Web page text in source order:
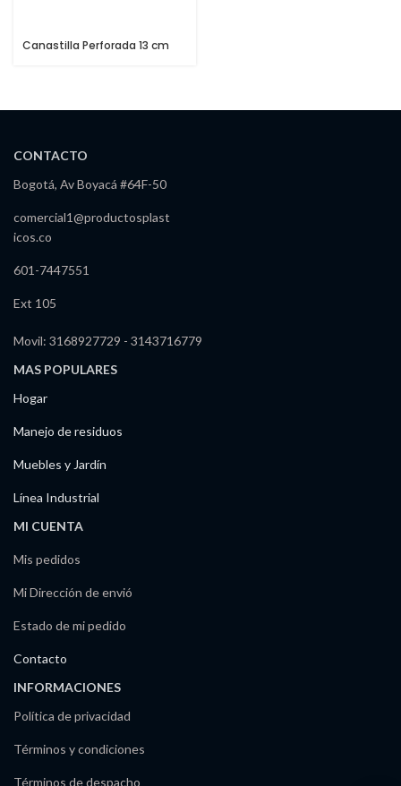
Canastilla Perforada 13 cm
CONTACTO
Bogotá, Av Boyacá #64F-50
comercial1@productosplast
icos.co
601-7447551
Ext 105
Movil: 3168927729 - 3143716779
MAS POPULARES
Hogar
Manejo de residuos
Muebles y Jardín
Línea Industrial
MI CUENTA
Mis pedidos
Mi Dirección de envió
Estado de mi pedido
Contacto
INFORMACIONES
Política de privacidad
Términos y condiciones
Términos de despacho